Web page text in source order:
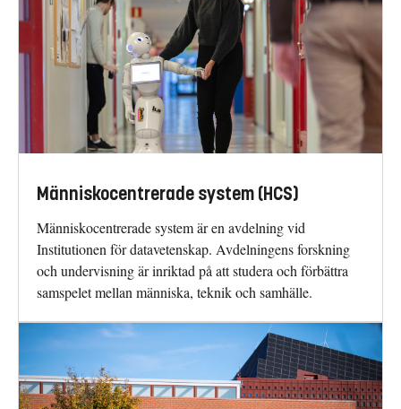
Människocentrerade system (HCS)
Människocentrerade system är en avdelning vid
Institutionen för datavetenskap. Avdelningens forskning
och undervisning är inriktad på att studera och förbättra
samspelet mellan människa, teknik och samhälle.